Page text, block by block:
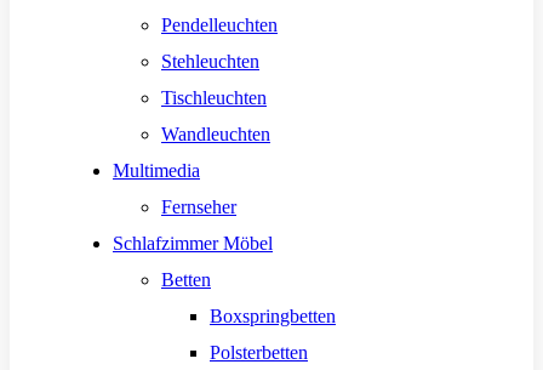
Pendelleuchten
Stehleuchten
Tischleuchten
Wandleuchten
Multimedia
Fernseher
Schlafzimmer Möbel
Betten
Boxspringbetten
Polsterbetten